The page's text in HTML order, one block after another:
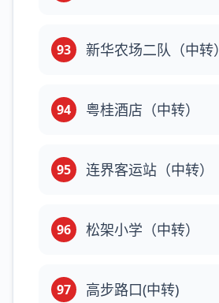
93 新华农场二队（中转）
94 粤桂酒店（中转）
95 连界客运站（中转）
96 松架小学（中转）
97 高步路口(中转)